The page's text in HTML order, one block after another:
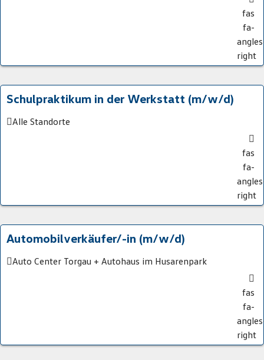
fas
fa-
right
Schulpraktikum in der Werkstatt (m/w/d)
Alle Standorte
fas
fa-
right
Automobilverkäufer/-in (m/w/d)
Auto Center Torgau + Autohaus im Husarenpark
fas
fa-
right